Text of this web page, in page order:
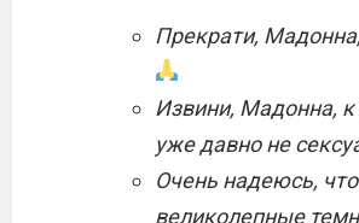
Прекрати,
Извини, Мадонна,
уже давно не
Очень надеюсь,
великолепные